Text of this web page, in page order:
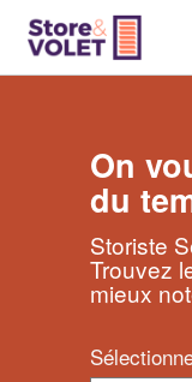
On
du
Storiste
Trouvez
mieux